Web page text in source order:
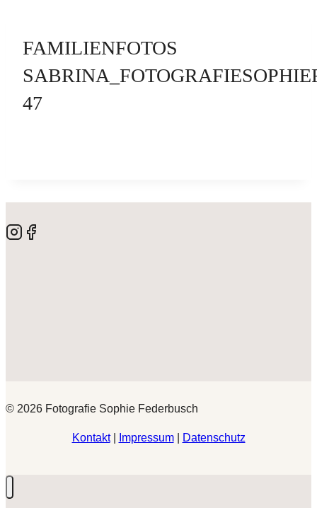
FAMILIENFOTOS
47
© 2026 Fotografie Sophie Federbusch
Kontakt| Impressum| Datenschutz